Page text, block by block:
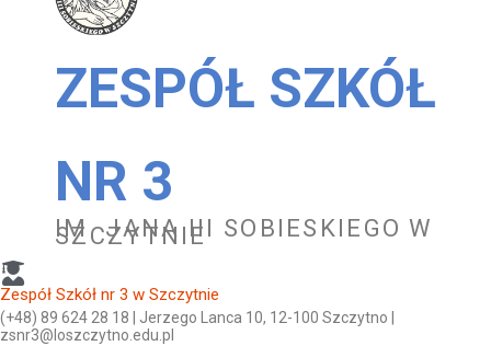
ZESPÓŁ SZKÓŁ
NR 3
IM. JANA III SOBIESKIEGO W
SZCZYTNIE
Zespół Szkół nr 3 w Szczytnie
(+48) 89 624 28 18 | Jerzego Lanca 10, 12-100 Szczytno |
zsnr3@loszczytno.edu.pl